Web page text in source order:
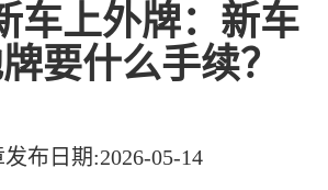
车上外牌：新车
要什么手续？
发布日期:2026-05-14